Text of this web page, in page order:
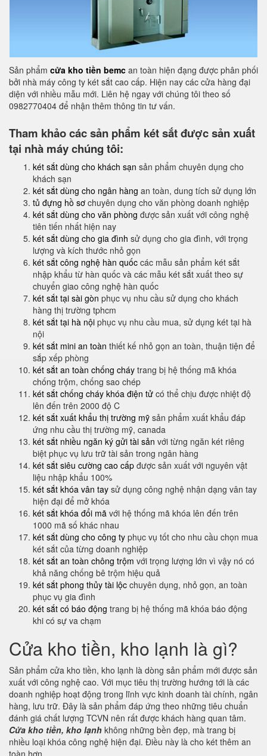
Sản phẩm cửa kho tiền bemc an toàn hiện đạng được phân phối
bởi nhà máy công ty két sắt cao cấp. Hiện nay các cửa hàng đại
diện với nhiều mẫu mới. Liên hệ ngay với chúng tôi theo số
0982770404 để nhận thêm thông tin tư vấn.
Tham khảo các sản phẩm két sắt được sản xuất
tại nhà máy chúng tôi:
két sắt dùng cho khách sạn sản phẩm chuyên dụng cho
khách sạn
két sắt dùng cho ngân hàng an toàn, dung tích sử dụng lớn
tủ đựng hồ sơ chuyên dụng cho văn phòng doanh nghiệp
két sắt dùng cho văn phòng được sản xuất với công nghệ
tiên tiến nhất hiện nay
két sắt dùng cho gia đình sử dụng cho gia đình, với trọng
lượng và kích thước nhỏ gọn
két sắt công nghệ hàn quốc các mẫu sản phẩm két sắt
nhập khẩu từ hàn quốc và các mẫu két sắt xuất theo sự
chuyển giao công nghệ hàn quốc
két sắt tại sài gòn phục vụ nhu cầu sử dụng cho khách
hàng thị trường tphcm
két sắt tại hà nội phục vụ nhu cầu mua, sử dụng két tại hà
nội
két sắt mini an toàn thiết kế nhỏ gọn an toàn, thuận tiện để
sắp xếp phòng
két sắt an toàn chống cháy trang bị hệ thống mã khóa
chống trộm, chống sao chép
két sắt chống cháy khóa điện tử có thể chịu được nhiệt độ
lên đến trên 2000 độ C
két sắt xuất khẩu thị trường mỹ sản phẩm xuất khẩu đáp
ứng nhu cầu thị trường mỹ, canada
két sắt nhiều ngăn ký gửi tài sản với từng ngăn két riêng
biệt phục vụ lưu trữ tài sản trong ngân hàng
két sắt siêu cường cao cấp được sản xuất với nguyên vật
liệu nhập khẩu 100%
két sắt khóa vân tay sử dụng công nghệ nhận dạng vân tay
hiện đại để mở khóa
két sắt khóa đổi mã với hệ thống mã khóa lên đến trên
1000 mã số khác nhau
két sắt dùng cho công ty phục vụ tốt cho nhu cầu chọn mua
két sắt của từng doanh nghiệp
két sắt an toàn chông trộm với trọng lượng lớn vì vậy nó có
khả năng chống bê trộm hiệu quả
két sắt phong thủy tài lộc chuyên dụng, nhỏ gọn, an toàn
phục vụ gia đình
két sắt có báo động trang bị hệ thống mã khóa báo động
khi có sự va chạm
Cửa kho tiền, kho lạnh là gì?
Sản phẩm cửa kho tiền, kho lạnh là dòng sản phẩm mới được sản
xuất với công nghệ cao. Với mục tiêu thị trường hướng tới là các
doanh nghiệp hoạt động trong lĩnh vực kinh doanh tài chính, ngân
hàng, lưu trữ. Đây là sản phẩm đáp ứng theo những tiêu chuẩn
đánh giá chất lượng TCVN nên rất được khách hàng quan tâm.
Cửa kho tiền, kho lạnh không những bền đẹp, mà trang bị
nhiều loại khóa công nghệ hiện đại. Điều này là cho két thêm an